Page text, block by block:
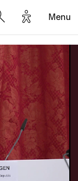
Options
Menu